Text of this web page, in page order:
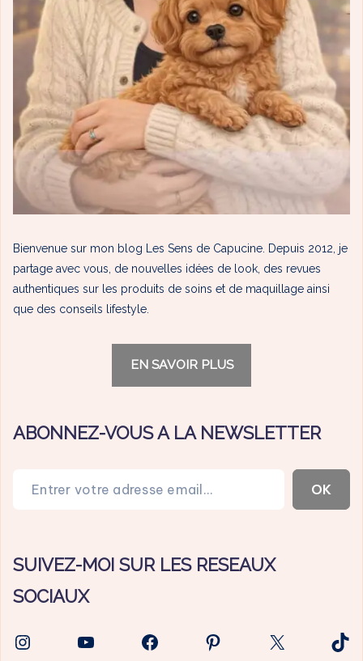
Bienvenue sur mon blog Les Sens de Capucine. Depuis 2012, je
partage avec vous, de nouvelles idées de look, des revues
authentiques sur les produits de soins et de maquillage ainsi
que des conseils lifestyle.
EN SAVOIR PLUS
ABONNEZ-VOUS A LA NEWSLETTER
OK
SUIVEZ-MOI SUR LES RESEAUX
SOCIAUX
InstagramYouTubeFacebookPinterest
X